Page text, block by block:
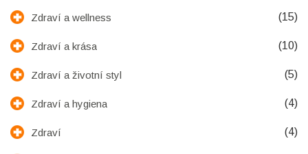
Zdraví a wellness (15)
Zdraví a krása (10)
Zdraví a životní styl (5)
Zdraví a hygiena (4)
Zdraví (4)